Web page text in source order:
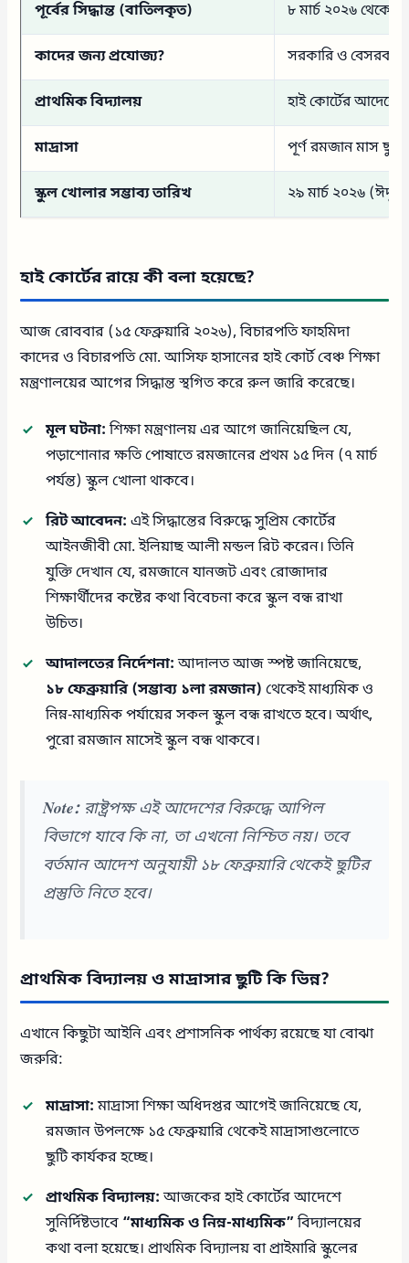
পূর্বের সিদ্ধান্ত (বাতিলকৃত) ৮ মার্চ ২০২৬ থেকে
কাদের জন্য প্রযোজ্য? সরকারি ও
প্রাথমিক বিদ্যালয় হাই কোর্টের আদেশে
মাদ্রাসা পূর্ণ রমজান মাস ছুটি
স্কুল খোলার সম্ভাব্য তারিখ ২৯ মার্চ ২০২৬
হাই কোর্টের রায়ে কী বলা হয়েছে?
আজ রোববার (১৫ ফেব্রুয়ারি ২০২৬), বিচারপতি ফাহমিদা
কাদের ও বিচারপতি মো. আসিফ হাসানের হাই কোর্ট বেঞ্চ শিক্ষা
মন্ত্রণালয়ের আগের সিদ্ধান্ত স্থগিত করে রুল জারি করেছে।
মূল ঘটনা:শিক্ষা মন্ত্রণালয় এর আগে জানিয়েছিল যে,
পড়াশোনার ক্ষতি পোষাতে রমজানের প্রথম ১৫ দিন (৭ মার্চ
পর্যন্ত) স্কুল খোলা থাকবে।
রিট আবেদন: এই সিদ্ধান্তের বিরুদ্ধে সুপ্রিম কোর্টের
আইনজীবী মো. ইলিয়াছ আলী মন্ডল রিট করেন। তিনি
যুক্তি দেখান যে, রমজানে যানজট এবং রোজাদার
শিক্ষার্থীদের কষ্টের কথা বিবেচনা করে স্কুল বন্ধ রাখা
উচিত।
আদালতের নির্দেশনা:আদালত আজ স্পষ্ট জানিয়েছে,
১৮ ফেব্রুয়ারি (সম্ভাব্য ১লা রমজান) থেকেই মাধ্যমিক ও
নিম্ন-মাধ্যমিক পর্যায়ের সকল স্কুল বন্ধ রাখতে হবে। অর্থাৎ,
পুরো রমজান মাসেই স্কুল বন্ধ থাকবে।
Note:রাষ্ট্রপক্ষ এই আদেশের বিরুদ্ধে আপিল
বিভাগে যাবে কি না, তা এখনো নিশ্চিত নয়। তবে
বর্তমান আদেশ অনুযায়ী ১৮ ফেব্রুয়ারি থেকেই ছুটির
প্রস্তুতি নিতে হবে।
প্রাথমিক বিদ্যালয় ও মাদ্রাসার ছুটি কি ভিন্ন?
এখানে কিছুটা আইনি এবং প্রশাসনিক পার্থক্য রয়েছে যা বোঝা
জরুরি:
মাদ্রাসা:মাদ্রাসা শিক্ষা অধিদপ্তর আগেই জানিয়েছে যে,
রমজান উপলক্ষে ১৫ ফেব্রুয়ারি থেকেই মাদ্রাসাগুলোতে
ছুটি কার্যকর হচ্ছে।
প্রাথমিক বিদ্যালয়:আজকের হাই কোর্টের আদেশে
সুনির্দিষ্টভাবে “মাধ্যমিক ও নিম্ন-মাধ্যমিক”বিদ্যালয়ের
কথা বলা হয়েছে। প্রাথমিক বিদ্যালয় বা প্রাইমারি স্কুলের